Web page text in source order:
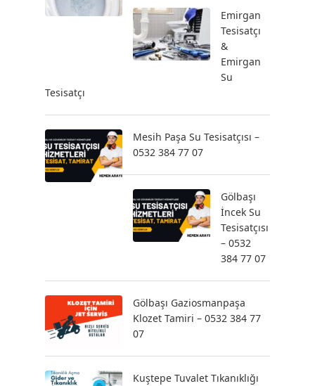
Emirgan
Tesisatçı
&
Emirgan
Su
Tesisatçı
Mesih Paşa Su Tesisatçısı –
0532 384 77 07
Gölbaşı
İncek Su
Tesisatçısı
– 0532
384 77 07
Gölbaşı Gaziosmanpaşa
Klozet Tamiri – 0532 384 77
07
Kuştepe Tuvalet Tıkanıklığı